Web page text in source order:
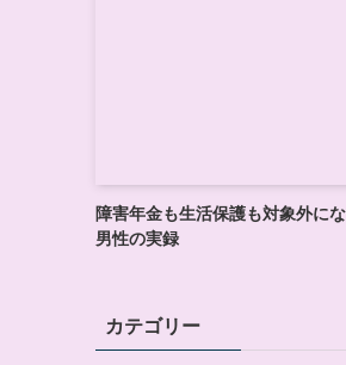
障害年金も生活保護も対象外に
男性の実録
カテゴリー